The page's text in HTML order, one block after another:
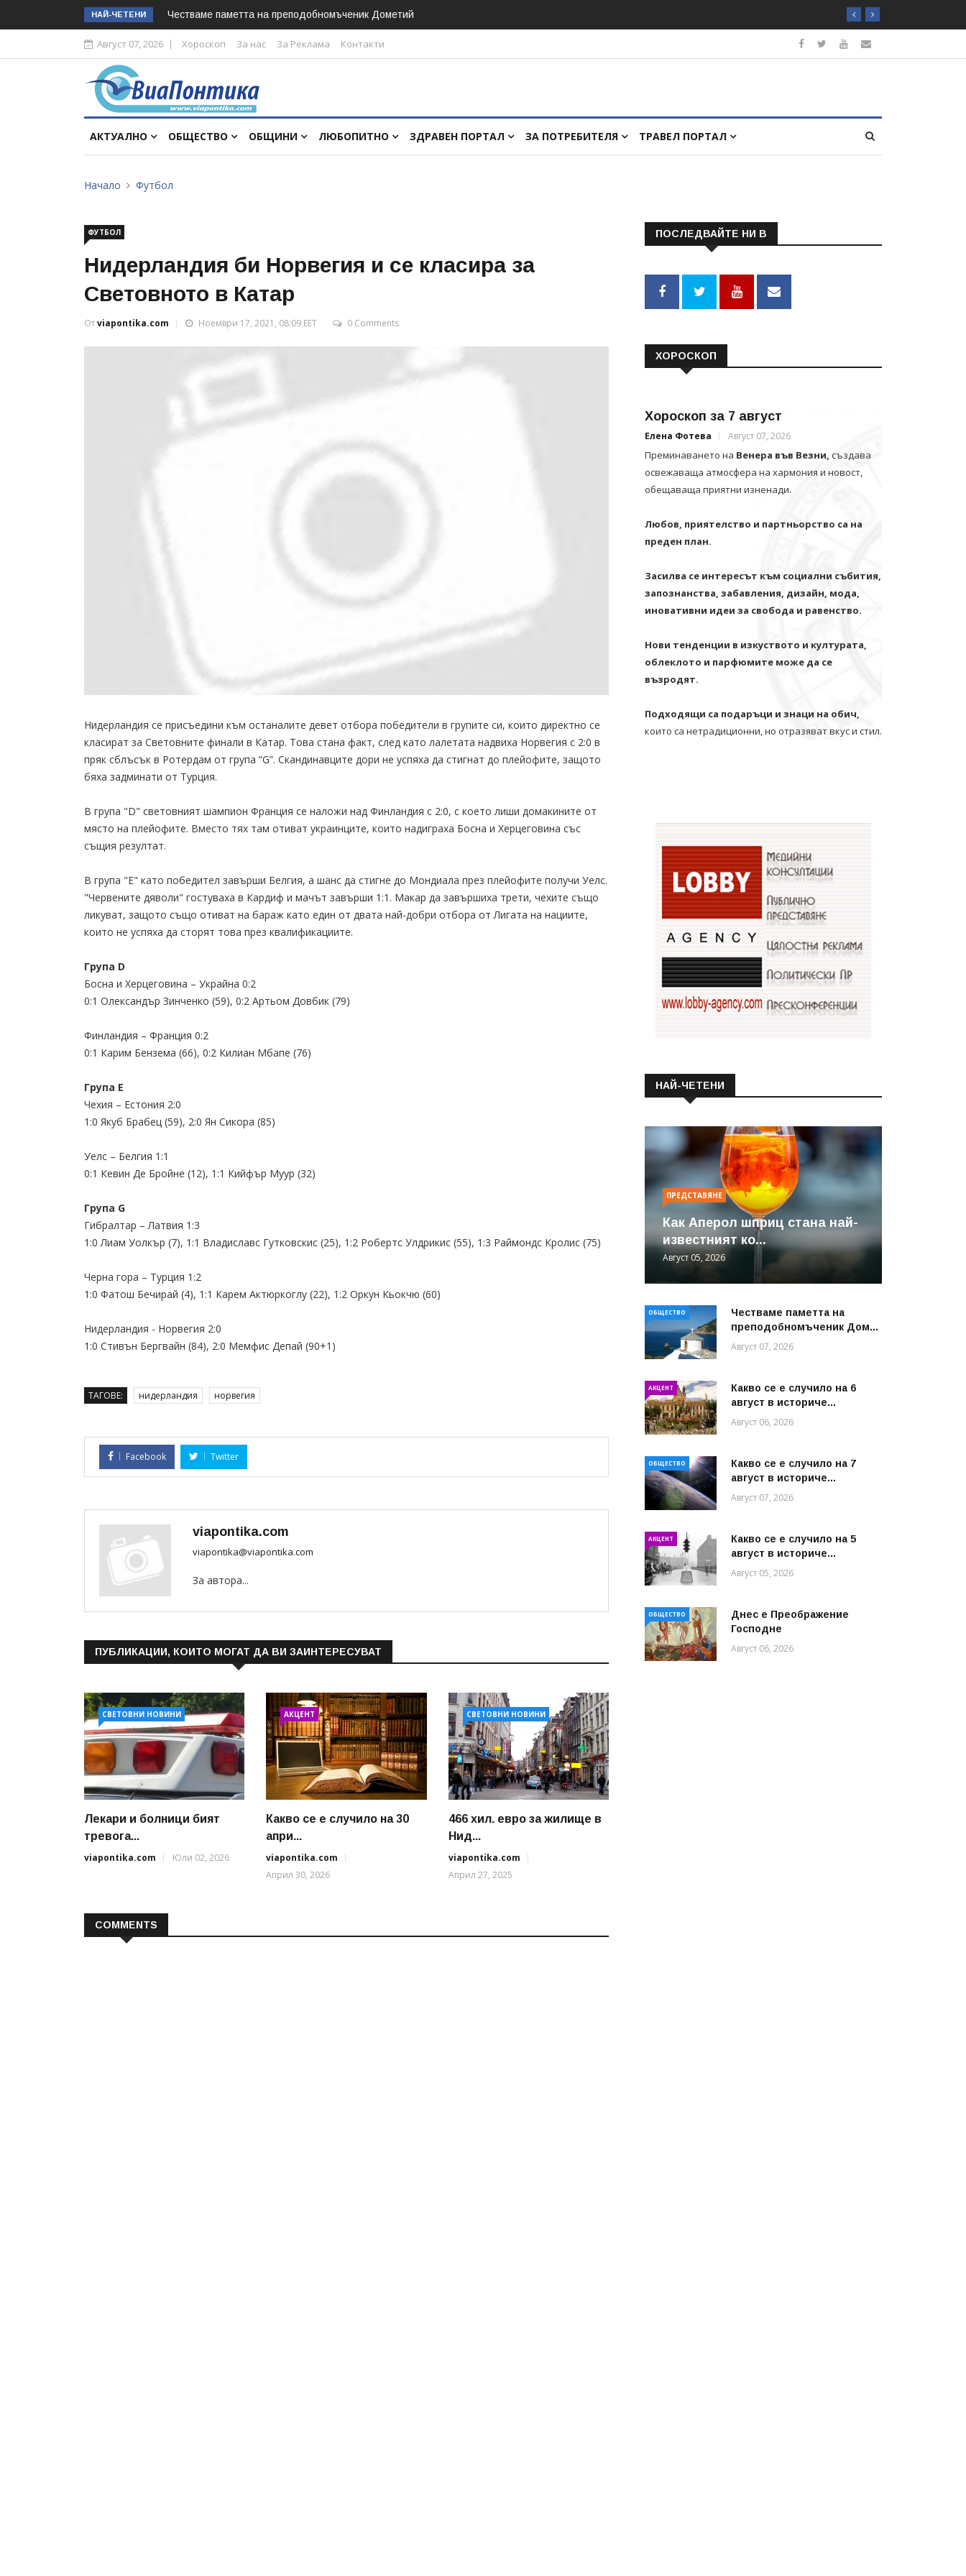
НАЙ-ЧЕТЕНИ Честваме паметта на преподобномъченик Дометий
Август 07, 2026 Хороскоп За нас За Реклама Контакти
АКТУАЛНО ОБЩЕСТВО ОБЩИНИ ЛЮБОПИТНО ЗДРАВЕН ПОРТАЛ ЗА ПОТРЕБИТЕЛЯ ТРАВЕЛ ПОРТАЛ
Начало Футбол
ФУТБОЛ
Нидерландия би Норвегия и се класира за
Световното в Катар
Отviapontika.com Ноември 17, 2021, 08:09 EET 0 Comments
Нидерландия се присъедини към останалите девет отбора победители в групите си, които директно се
класират за Световните финали в Катар. Това стана факт, след като лалетата надвиха Норвегия с 2:0 в
пряк сблъсък в Ротердам от група “G”. Скандинавците дори не успяха да стигнат до плейофите, защото
бяха задминати от Турция.
В група "D" световният шампион Франция се наложи над Финландия с 2:0, с което лиши домакините от
място на плейофите. Вместо тях там отиват украинците, които надиграха Босна и Херцеговина със
същия резултат.
В група "Е" като победител завърши Белгия, а шанс да стигне до Мондиала през плейофите получи Уелс.
"Червените дяволи" гостуваха в Кардиф и мачът завърши 1:1. Макар да завършиха трети, чехите също
ликуват, защото също отиват на бараж като един от двата най-добри отбора от Лигата на нациите,
които не успяха да сторят това през квалификациите.
Група D
Босна и Херцеговина – Украйна 0:2
0:1 Олександър Зинченко (59), 0:2 Артьом Довбик (79)
Финландия – Франция 0:2
0:1 Карим Бензема (66), 0:2 Килиан Мбапе (76)
Група Е
Чехия – Естония 2:0
1:0 Якуб Брабец (59), 2:0 Ян Сикора (85)
Уелс – Белгия 1:1
0:1 Кевин Де Бройне (12), 1:1 Кийфър Муур (32)
Група G
Гибралтар – Латвия 1:3
1:0 Лиам Уолкър (7), 1:1 Владиславс Гутковскис (25), 1:2 Робертс Улдрикис (55), 1:3 Раймондс Кролис (75)
Черна гора – Турция 1:2
1:0 Фатош Бечирай (4), 1:1 Карем Актюркоглу (22), 1:2 Оркун Кьокчю (60)
Нидерландия - Норвегия 2:0
1:0 Стивън Бергвайн (84), 2:0 Мемфис Депай (90+1)
ТАГОВЕ: нидерландия норвегия
Facebook Twitter
viapontika.com
viapontika@viapontika.com
За автора...
ПУБЛИКАЦИИ, КОИТО МОГАТ ДА ВИ ЗАИНТЕРЕСУВАТ
СВЕТОВНИ НОВИНИ
Лекари и болници бият
тревога...
viapontika.com
Юли 02, 2026
АКЦЕНТ
Какво се е случило на 30
апри...
viapontika.com
Април 30, 2026
СВЕТОВНИ НОВИНИ
466 хил. евро за жилище в
Нид...
viapontika.com
Април 27, 2025
COMMENTS
ПОСЛЕДВАЙТЕ НИ В
ХОРОСКОП
Хороскоп за 7 август
Елена Фотева Август 07, 2026
Преминаването на Венера във Везни, създава
освежаваща атмосфера на хармония и новост,
обещаваща приятни изненади.
Любов, приятелство и партньорство са на
преден план.
Засилва се интересът към социални събития,
запознанства, забавления, дизайн, мода,
иновативни идеи за свобода и равенство.
Нови тенденции в изкуството и културата,
облеклото и парфюмите може да се
възродят.
Подходящи са подаръци и знаци на обич,
които са нетрадиционни, но отразяват вкус и стил.
НАЙ-ЧЕТЕНИ
ПРЕДСТАВЯНЕ
Как Аперол шприц стана най-
известният ко...
Август 05, 2026
ОБЩЕСТВО
Честваме паметта на
преподобномъченик Дом...
Август 07, 2026
АКЦЕНТ
Какво се е случило на 6
август в историче...
Август 06, 2026
ОБЩЕСТВО
Какво се е случило на 7
август в историче...
Август 07, 2026
АКЦЕНТ
Какво се е случило на 5
август в историче...
Август 05, 2026
ОБЩЕСТВО
Днес е Преображение
Господне
Август 06, 2026